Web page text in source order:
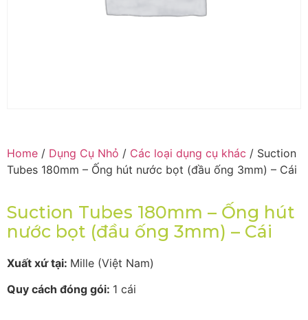
Home / Dụng Cụ Nhỏ / Các loại dụng cụ khác / Suction
Tubes 180mm – Ống hút nước bọt (đầu ống 3mm) – Cái
Suction Tubes 180mm – Ống hút
nước bọt (đầu ống 3mm) – Cái
Xuất xứ tại: Mille (Việt Nam)
Quy cách đóng gói: 1 cái